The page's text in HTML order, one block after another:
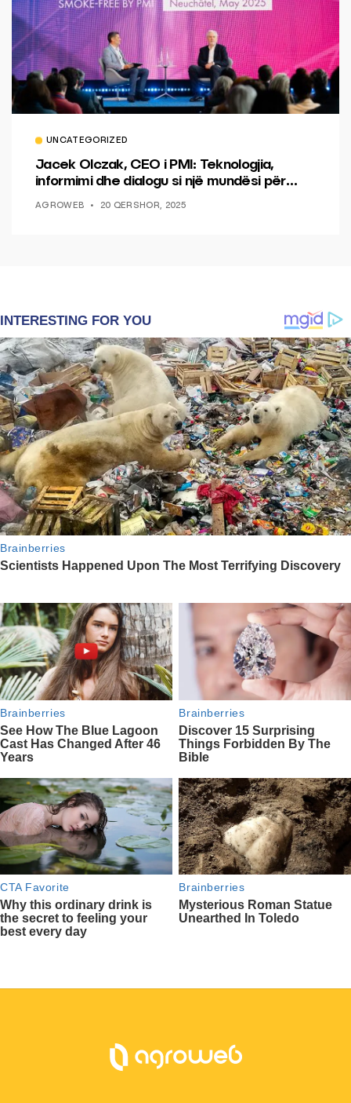
UNCATEGORIZED
Jacek Olczak, CEO i PMI: Teknologjia,
informimi dhe dialogu si një mundësi për
AGROWEB 20 QERSHOR, 2025